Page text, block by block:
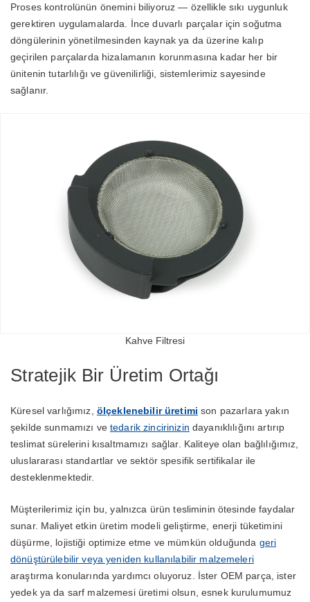
Proses kontrolünün önemini biliyoruz — özellikle sıkı uygunluk
gerektiren uygulamalarda. İnce duvarlı parçalar için soğutma
döngülerinin yönetilmesinden kaynak ya da üzerine kalıp
geçirilen parçalarda hizalamanın korunmasına kadar her bir
ünitenin tutarlılığı ve güvenilirliği, sistemlerimiz sayesinde
sağlanır.
Kahve Filtresi
Stratejik Bir Üretim Ortağı
Küresel varlığımız, ölçeklenebilir üretimi son pazarlara yakın
şekilde sunmamızı ve tedarik zincirinizin dayanıklılığını artırıp
teslimat sürelerini kısaltmamızı sağlar. Kaliteye olan bağlılığımız,
uluslararası standartlar ve sektör spesifik sertifikalar ile
desteklenmektedir.
Müşterilerimiz için bu, yalnızca ürün tesliminin ötesinde faydalar
sunar. Maliyet etkin üretim modeli geliştirme, enerji tüketimini
düşürme, lojistiği optimize etme ve mümkün olduğunda geri
dönüştürülebilir veya yeniden kullanılabilir malzemeleri
araştırma konularında yardımcı oluyoruz. İster OEM parça, ister
yedek ya da sarf malzemesi üretimi olsun, esnek kurulumumuz